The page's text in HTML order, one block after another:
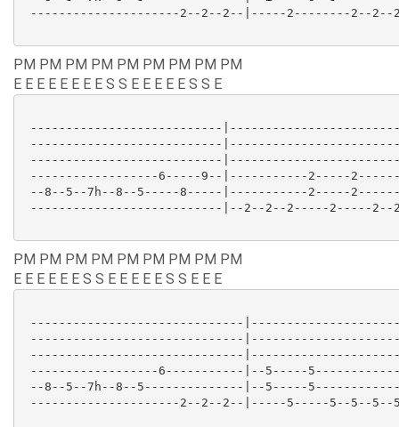
---------------------2--2--2--|-----2--------2--2--
PM PM PM PM PM PM PM PM PM
E E E E E E E E S S E E E E E S S E
---------------------------
---------------------------
---------------------------
------------------6-----9--|-----------2-----
--8--5--7h--8--5-----8-----|-----------2-----
---------------------------|--2--2--2-----2-----2--
PM PM PM PM PM PM PM PM PM
E E E E E E S S E E E E E S S E E E
------------------------------
------------------------------
------------------------------
------------------6-----------|--5-----
--8--5--7h--8--5--------------|--5-----
---------------------2--2--2--|-----5-----5--5--5--